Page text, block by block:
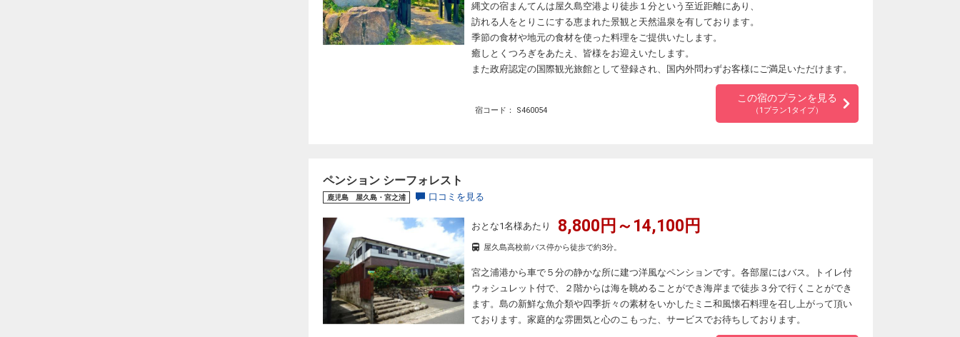
縄文の宿まんてんは屋久島空港より徒歩１分という至近距離にあり、
訪れる人をとりこにする恵まれた景観と天然温泉を有しております。
季節の食材や地元の食材を使った料理をご提供いたします。
癒しとくつろぎをあたえ、皆様をお迎えいたします。
また政府認定の国際観光旅館として登録され、国内外問わずお客様にご満足いただけます。
宿コード： S460054
この宿のプランを見る
（1プラン1タイプ）
ペンション シーフォレスト
鹿児島 屋久島・宮之浦 口コミを見る
おとな1名様あたり 8,800円～14,100円
屋久島高校前バス停から徒歩で約3分。
宮之浦港から車で５分の静かな所に建つ洋風なペンションです。各部屋にはバス。トイレ付
ウォシュレット付で、２階からは海を眺めることができ海岸まで徒歩３分で行くことができ
ます。島の新鮮な魚介類や四季折々の素材をいかしたミニ和風懐石料理を召し上がって頂い
ております。家庭的な雰囲気と心のこもった、サービスでお待ちしております。